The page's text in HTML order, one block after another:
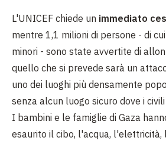
L'UNICEF chiede un immediato
mentre 1,1 milioni di persone - di
minori - sono state avvertite di
quello che si prevede sarà un
uno dei luoghi più densamente
senza alcun luogo sicuro dove i
I bambini e le famiglie di Gaza
esaurito il cibo, l'acqua, l'elettricità,